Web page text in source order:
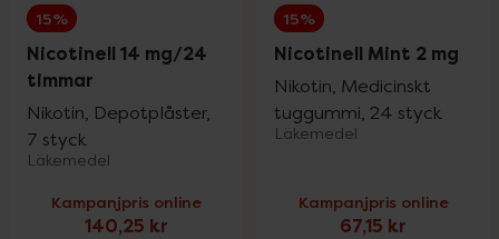
15%
Nicotinell 14 mg/24
timmar
Nikotin, Depotplåster,
7 styck
Läkemedel
Kampanjpris online
140,25 kr
15%
Nicotinell Mint 2 mg
Nikotin, Medicinskt
tuggummi, 24 styck
Läkemedel
Kampanjpris online
67,15 kr